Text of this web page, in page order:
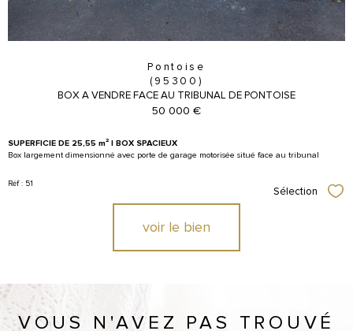
Pontoise
(95300)
BOX A VENDRE FACE AU TRIBUNAL DE PONTOISE
50 000 €
SUPERFICIE DE 25,55 m² | BOX SPACIEUX
Box largement dimensionné avec porte de garage motorisée situé face au tribunal
Réf : 51
Sélection
voir le bien
VOUS N'AVEZ PAS TROUVÉ